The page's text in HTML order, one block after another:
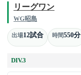
リーグワン
WG昭島
出場12試合 時間550分
DIV.3